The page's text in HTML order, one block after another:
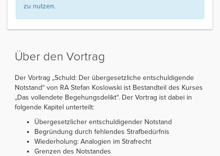
zu nutzen.
Über den Vortrag
Der Vortrag „Schuld: Der übergesetzliche entschuldigende
Notstand“ von RA Stefan Koslowski ist Bestandteil des Kurses
„Das vollendete Begehungsdelikt“. Der Vortrag ist dabei in
folgende Kapitel unterteilt:
Übergesetzlicher entschuldigender Notstand
Begründung durch fehlendes Strafbedürfnis
Wiederholung: Analogien im Strafrecht
Grenzen des Notstandes